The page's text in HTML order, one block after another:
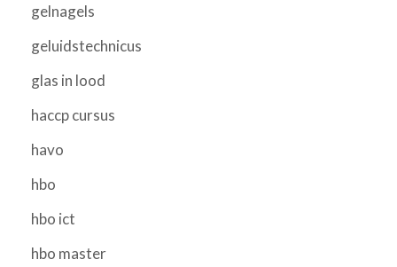
gelnagels
geluidstechnicus
glas in lood
haccp cursus
havo
hbo
hbo ict
hbo master